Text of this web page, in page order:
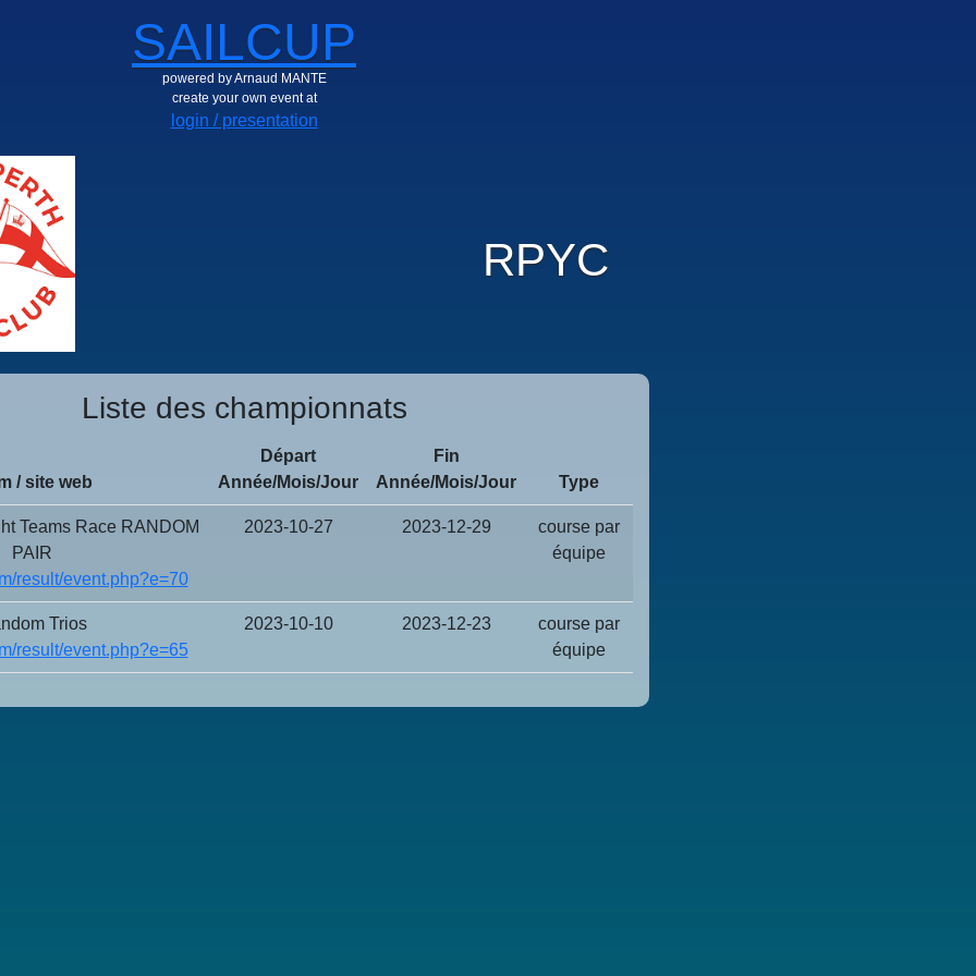
SAILCUP
powered by Arnaud MANTE
create your own event at
login / presentation
RPYC
Liste des championnats
/ site web
Départ
Année/Mois/Jour
Fin
Année/Mois/Jour
Type
Teams Race RANDOM
PAIR
result/event.php?e=70
2023-10-27 2023-12-29
course par
équipe
Trios
result/event.php?e=65
2023-10-10 2023-12-23
course par
équipe